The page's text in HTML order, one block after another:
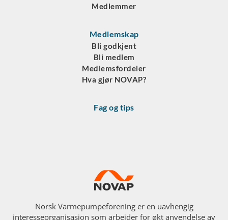
Medlemmer
Medlemskap
Bli godkjent
Bli medlem
Medlemsfordeler
Hva gjør NOVAP?
Fag og tips
Norsk Varmepumpeforening er en uavhengig
interesseorganisasjon som arbeider for økt anvendelse av